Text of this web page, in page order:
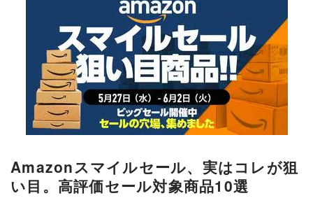
Amazonスマイルセール、実はコレが狙
い目。高評価セール対象商品10選